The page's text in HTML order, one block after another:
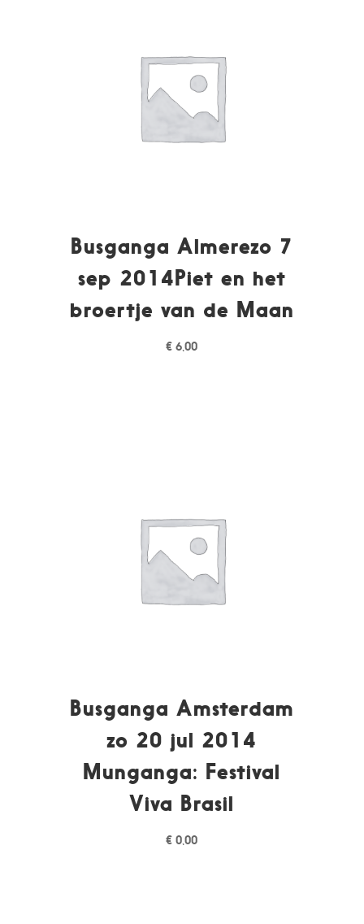
Busganga Almerezo 7
sep 2014Piet en het
broertje van de Maan
€ 6,00
Busganga Amsterdam
zo 20 jul 2014
Munganga: Festival
Viva Brasil
€ 0,00